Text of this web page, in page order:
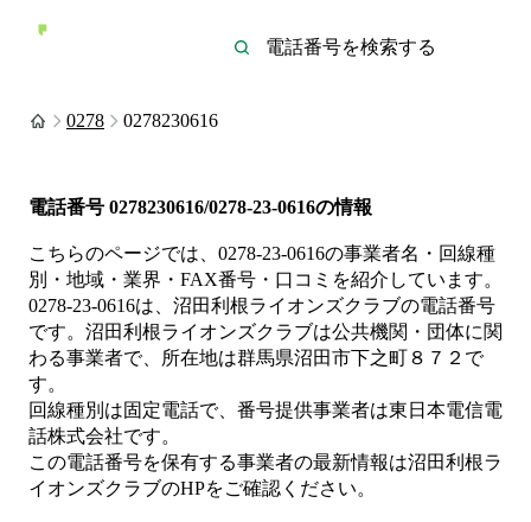
0278 0278230616
電話番号 0278230616/0278-23-0616の情報
こちらのページでは、 0278-23-0616の事業者名・回線種
別・地域・業界・FAX番号・口コミを紹介しています。
0278-23-0616は、 沼田利根ライオンズクラブの電話番号
です。 沼田利根ライオンズクラブは公共機関・団体に関
わる事業者で、所在地は群馬県沼田市下之町８７２ で
す。
回線種別は固定電話で、番号提供事業者は東日本電信電
話株式会社です。
この電話番号を保有する事業者の最新情報は沼田利根ラ
イオンズクラブのHPをご確認ください。